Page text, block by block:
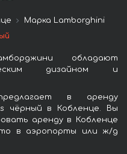
Марка Lamborghini
обладают
дизайном и
в аренду
чёрный в Кобленце. Вы
аренду в Кобленце
в аэропорты или ж/д